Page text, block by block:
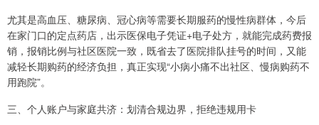
尤其是高血压、糖尿病、冠心病等需要长期服药的慢性病群体，今后
在家门口的定点药店，出示医保电子凭证+电子处方，就能完成药费报
销，报销比例与社区医院一致，既省去了医院排队挂号的时间，又能
减轻长期购药的经济负担，真正实现“小病小痛不出社区、慢病购药不
用跑院”。
三、个人账户与家庭共济：划清合规边界，拒绝违规用卡